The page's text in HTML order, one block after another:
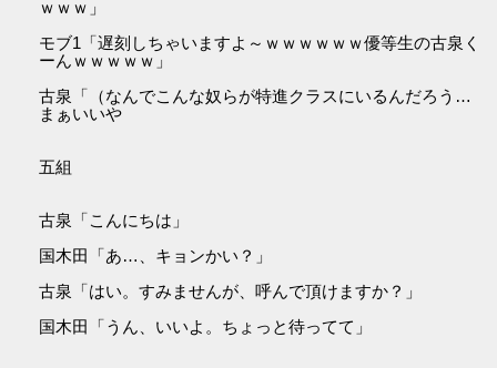
ｗｗｗ」
モブ1「遅刻しちゃいますよ～ｗｗｗｗｗｗ優等生の古泉く
ーんｗｗｗｗｗ」
古泉「（なんでこんな奴らが特進クラスにいるんだろう…
まぁいいや
五組
古泉「こんにちは」
国木田「あ…、キョンかい？」
古泉「はい。すみませんが、呼んで頂けますか？」
国木田「うん、いいよ。ちょっと待ってて」